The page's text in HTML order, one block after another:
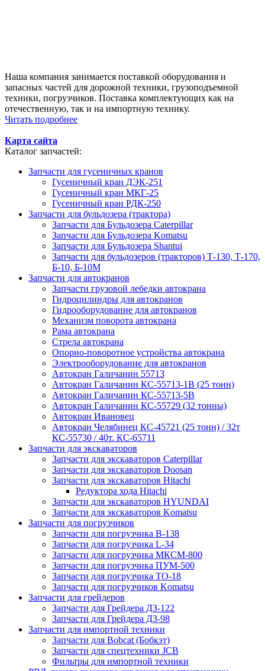
Наша компания занимается поставкой оборудования и
запасных частей для дорожной техники, грузоподъемной
техники, погрузчиков. Поставка комплектующих как на
отечественную, так и на импортную технику.
Читать подробнее
Карта сайта
Каталог запчастей:
Запчасти для гусеничных кранов
Гусеничный кран ДЭК-251
Гусеничный кран МКГ-25
Гусеничный кран РДК-250
Запчасти для бульдозера (трактора)
Запчасти для Бульдозера Caterpillar
Запчасти для Бульдозера Komatsu
Запчасти для Бульдозера Shantui
Запчасти для бульдозеров (тракторов) Т-130, Т-170,
Б-10, Б-10М
Запчасти для автокранов
Запчасти грузовой лебедки автокрана
Гидроцилиндры для автокранов
Гидрооборудование для автокранов
Механизм поворота автокрана
Рама автокрана
Стрела автокрана
Опорно-поворотное устройства автокрана
Электрооборудование для автокранов
Автокран Галичанин 55713
Автокран Галичанин КС-55713-1В (25 тонн)
Автокран Галичанин КС-55713-5В
Автокран Галичанин КС-55729 (32 тонны)
Автокран Ивановец
Автокран Челябинец КС-45721 (25 тонн) / 32т
КС-55730 / 40т. КС-65711
Запчасти для экскаваторов
Запчасти для экскаваторов Caterpillar
Запчасти для экскаваторов Doosan
Запчасти для экскаваторов Hitachi
Редуктора хода Hitachi
Запчасти для экскаваторов HYUNDAI
Запчасти для экскаваторов Komatsu
Запчасти для погрузчиков
Запчасти для погрузчика B-138
Запчасти для погрузчика L-34
Запчасти для погрузчика МКСМ-800
Запчасти для погрузчика ПУМ-500
Запчасти для погрузчика ТО-18
Запчасти для погрузчиков Komatsu
Запчасти для грейдеров
Запчасти для Грейдера ДЗ-122
Запчасти для Грейдера ДЗ-98
Запчасти для импортной техники
Запчасти для Bobcat (Бобкэт)
Запчасти для спецтехники JCB
Фильтры для импортной техники